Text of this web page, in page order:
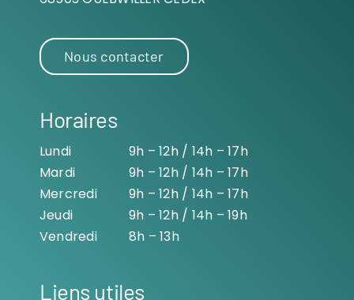
Nous contacter
Horaires
Lundi
9h – 12h / 14h – 17h
Mardi
9h – 12h / 14h – 17h
Mercredi
9h – 12h / 14h – 17h
Jeudi
9h – 12h / 14h – 19h
Vendredi
8h – 13h
Liens utiles